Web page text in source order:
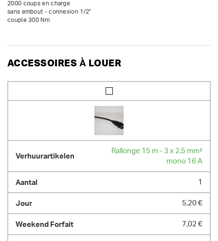
2000 coups en charge
sans embout - connexion 1/2"
couple 300 Nm
ACCESSOIRES À LOUER
Rallonge 15 m - 3 x 2,5 mm²
mono 16 A
1
5,20 €
7,02 €